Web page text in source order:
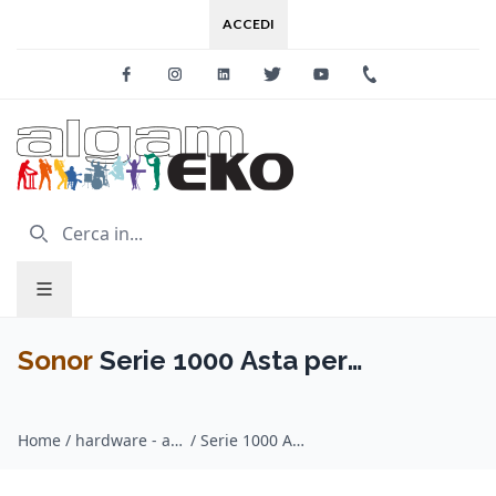
ACCEDI
FacebookInstagramLinkedinTwitter Youtube
Sonor Serie 1000 Asta per
Home / hardware - aste - supporti per batteria / Sonor / Serie 1000 Asta per Charleston